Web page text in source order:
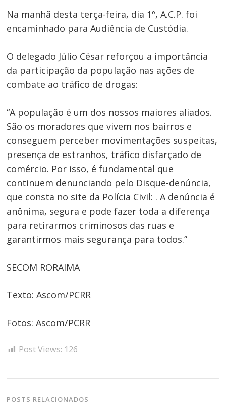
Na manhã desta terça-feira, dia 1º, A.C.P. foi
encaminhado para Audiência de Custódia.
O delegado Júlio César reforçou a importância
da participação da população nas ações de
combate ao tráfico de drogas:
“A população é um dos nossos maiores aliados.
São os moradores que vivem nos bairros e
conseguem perceber movimentações suspeitas,
presença de estranhos, tráfico disfarçado de
comércio. Por isso, é fundamental que
continuem denunciando pelo Disque-denúncia,
que consta no site da Polícia Civil: . A denúncia é
anônima, segura e pode fazer toda a diferença
para retirarmos criminosos das ruas e
garantirmos mais segurança para todos.”
SECOM RORAIMA
Texto: Ascom/PCRR
Fotos: Ascom/PCRR
Post Views: 126
POSTS RELACIONADOS